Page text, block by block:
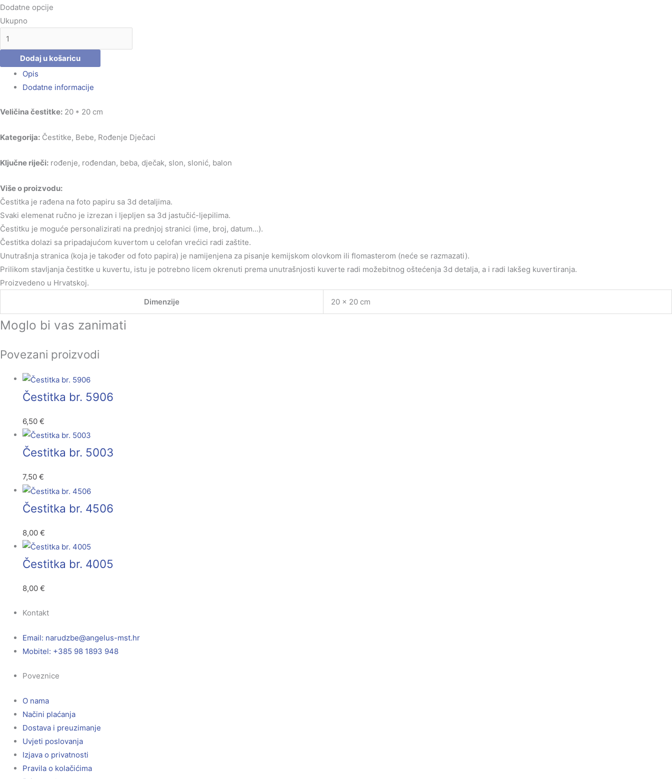
Dodatne opcije
Ukupno
Dodaj u košaricu
Opis
Dodatne informacije
Veličina čestitke: 20 * 20 cm
Kategorija: Čestitke, Bebe, Rođenje Dječaci
Ključne riječi: rođenje, rođendan, beba, dječak, slon, slonić, balon
Više o proizvodu:
Čestitka je rađena na foto papiru sa 3d detaljima.
Svaki elemenat ručno je izrezan i ljepljen sa 3d jastučić-ljepilima.
Čestitku je moguće personalizirati na prednjoj stranici (ime, broj, datum…).
Čestitka dolazi sa pripadajućom kuvertom u celofan vrećici radi zaštite.
Unutrašnja stranica (koja je također od foto papira) je namijenjena za pisanje kemijskom olovkom ili flomasterom (neće se razmazati).
Prilikom stavljanja čestitke u kuvertu, istu je potrebno licem okrenuti prema unutrašnjosti kuverte radi možebitnog oštećenja 3d detalja, a i radi lakšeg kuvertiranja.
Proizvedeno u Hrvatskoj.
Dimenzije
20 × 20 cm
Moglo bi vas zanimati
Povezani proizvodi
Čestitka br. 5906
6,50 €
Čestitka br. 5003
7,50 €
Čestitka br. 4506
8,00 €
Čestitka br. 4005
8,00 €
Kontakt
Email: rh.tsm-sulegna
@ebzduran
Mobitel: +385 98 1893 948
Poveznice
O nama
Načini plaćanja
Dostava i preuzimanje
Uvjeti poslovanja
Izjava o privatnosti
Pravila o kolačićima